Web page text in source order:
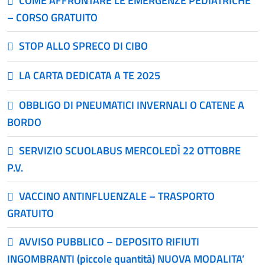
– CORSO GRATUITO
STOP ALLO SPRECO DI CIBO
LA CARTA DEDICATA A TE 2025
OBBLIGO DI PNEUMATICI INVERNALI O CATENE A
BORDO
SERVIZIO SCUOLABUS MERCOLEDÌ 22 OTTOBRE
P.V.
VACCINO ANTINFLUENZALE – TRASPORTO
GRATUITO
AVVISO PUBBLICO – DEPOSITO RIFIUTI
INGOMBRANTI (piccole quantità) NUOVA MODALITA’